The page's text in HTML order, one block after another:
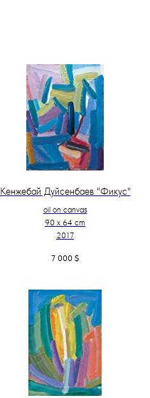
Кенжебай Дуйсенбаев "Фикус"
oil on canvas
90 x 64 cm
2017
7 000 $